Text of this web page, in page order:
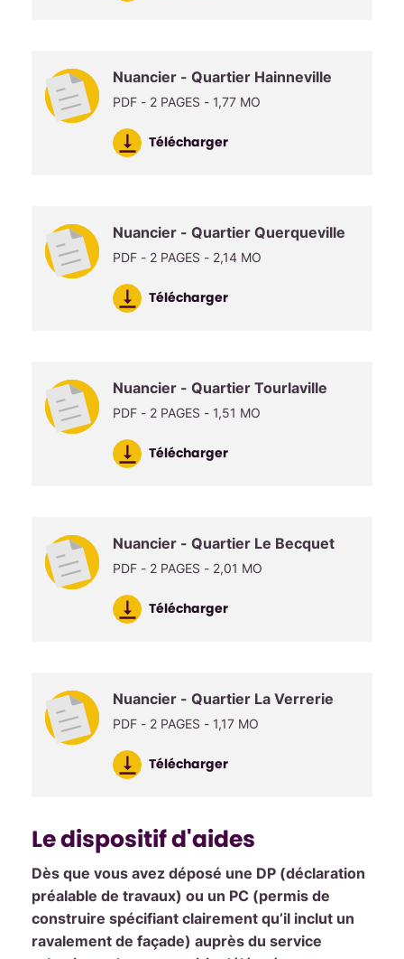
Nuancier - Quartier Hainneville
PDF - 2 PAGES - 1,77 MO
Télécharger
Nuancier - Quartier Querqueville
PDF - 2 PAGES - 2,14 MO
Télécharger
Nuancier - Quartier Tourlaville
PDF - 2 PAGES - 1,51 MO
Télécharger
Nuancier - Quartier Le Becquet
PDF - 2 PAGES - 2,01 MO
Télécharger
Nuancier - Quartier La Verrerie
PDF - 2 PAGES - 1,17 MO
Télécharger
Le dispositif d'aides
Dès que vous avez déposé une DP (déclaration
préalable de travaux) ou un PC (permis de
construire spécifiant clairement qu’il inclut un
ravalement de façade) auprès du service